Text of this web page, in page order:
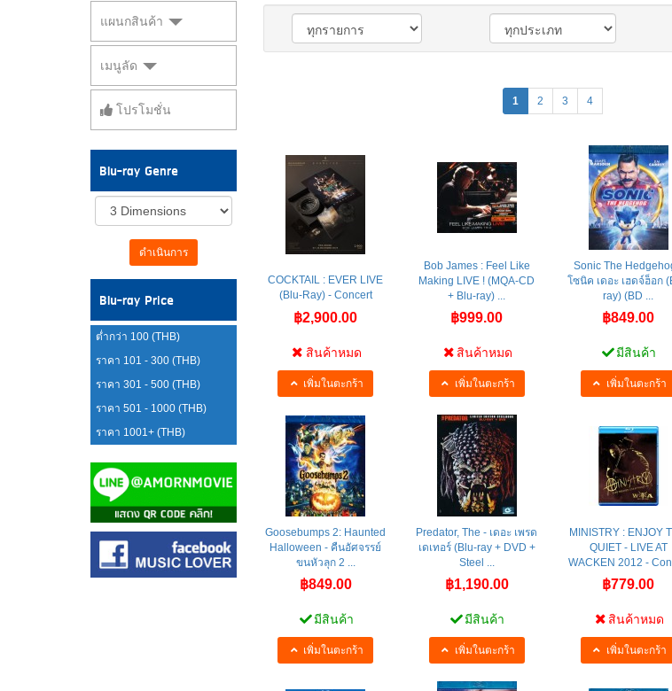
แผนกสินค้า
เมนูลัด
โปรโมชั่น
Blu-ray Genre
ดำเนินการ
Blu-ray Price
ต่ำกว่า 100 (THB)
ราคา 101 - 300 (THB)
ราคา 301 - 500 (THB)
ราคา 501 - 1000 (THB)
ราคา 1001+ (THB)
1 2 3 4
COCKTAIL : EVER LIVE
(Blu-Ray) - Concert
฿2,900.00
สินค้าหมด
เพิ่มในตะกร้า
Bob James : Feel Like
Making LIVE ! (MQA-CD
+ Blu-ray) ...
฿999.00
สินค้าหมด
เพิ่มในตะกร้า
Sonic The
โซนิค เดอะ เฮดจ์ฮ็อก
ray) (BD ...
฿849.00
มีสินค้า
เพิ่มในตะกร้า
Goosebumps 2: Haunted
Halloween - คืนอัศจรรย์
ขนหัวลุก 2 ...
฿849.00
มีสินค้า
เพิ่มในตะกร้า
Predator, The - เดอะ เพรด
เดเทอร์ (Blu-ray + DVD +
Steel ...
฿1,190.00
มีสินค้า
เพิ่มในตะกร้า
MINISTRY : ENJOY
QUIET - LIVE AT
WACKEN 2012 -
฿779.00
สินค้าหมด
เพิ่มในตะกร้า